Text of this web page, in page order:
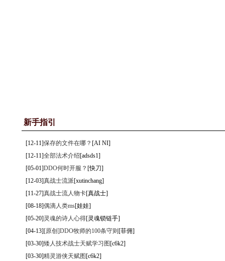
新手指引
[12-11]保存的文件在哪？ [AI NI]
[12-11]全部法术介绍[adsds1]
[05-01]DDO何时开服？ [快刀]
[12-03]真战士流派[xutinchang]
[11-27]真战士流人物卡[真战士]
[08-18]偶滴人类ms[娃娃]
[05-20]灵魂的诗人心得[灵魂锁链手]
[04-13][原创]DDO牧师的100条守则 [菲佣]
[03-30]矮人技术战士天赋学习图 [c6k2]
[03-30]精灵游侠天赋图 [c6k2]